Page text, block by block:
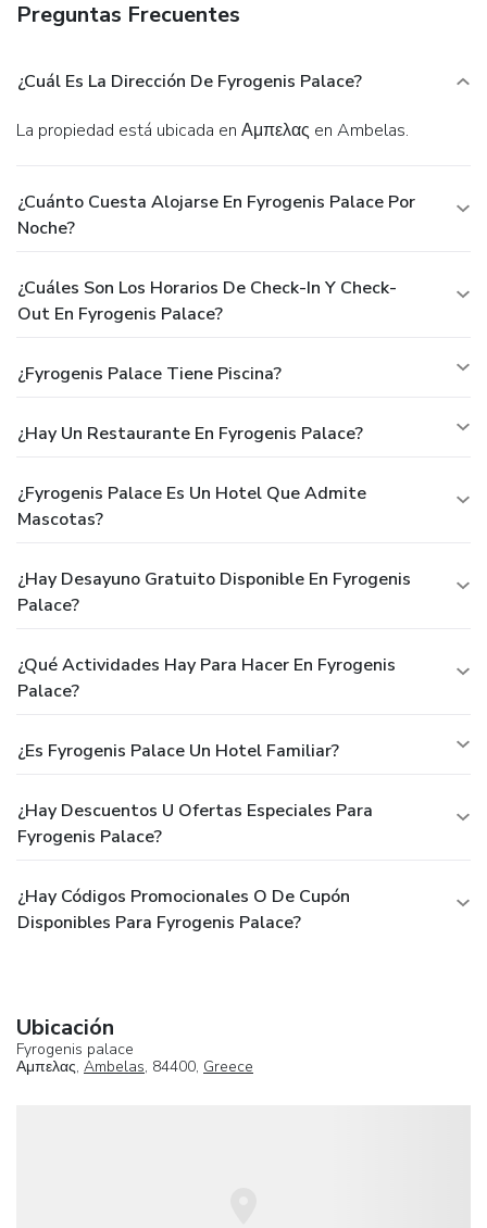
Preguntas Frecuentes
¿Cuál Es La Dirección De Fyrogenis Palace?
La propiedad está ubicada en Αμπελας en Ambelas.
¿Cuánto Cuesta Alojarse En Fyrogenis Palace Por
Noche?
¿Cuáles Son Los Horarios De Check-In Y Check-
Out En Fyrogenis Palace?
¿Fyrogenis Palace Tiene Piscina?
¿Hay Un Restaurante En Fyrogenis Palace?
¿Fyrogenis Palace Es Un Hotel Que Admite
Mascotas?
¿Hay Desayuno Gratuito Disponible En Fyrogenis
Palace?
¿Qué Actividades Hay Para Hacer En Fyrogenis
Palace?
¿Es Fyrogenis Palace Un Hotel Familiar?
¿Hay Descuentos U Ofertas Especiales Para
Fyrogenis Palace?
¿Hay Códigos Promocionales O De Cupón
Disponibles Para Fyrogenis Palace?
Ubicación
Fyrogenis palace
Αμπελας, Ambelas, 84400, Greece